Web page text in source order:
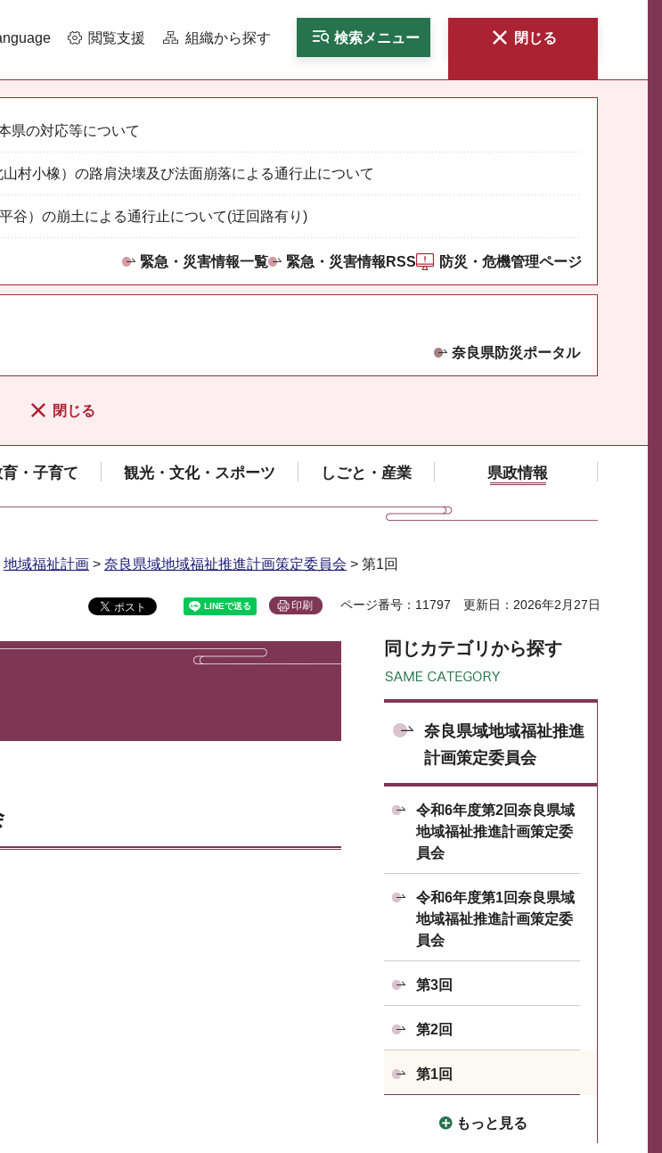
閲覧支援 組織から探す 検索メニュー 閉じる
県の対応等について
村小橡）の路肩決壊及び法面崩落による通行止について
谷）の崩土による通行止について(迂回路有り)
緊急・災害情報一覧 緊急・災害情報RSS 防災・危機管理ページ
奈良県防災ポータル
閉じる
・子育て 観光・文化・スポーツ しごと・産業 県政情報
地域福祉計画 > 奈良県域地域福祉推進計画策定委員会 > 第1回
印刷 ページ番号：11797 更新日：2026年2月27日
同じカテゴリから探す
奈良県域地域福祉推進
計画策定委員会
令和6年度第2回奈良県域
地域福祉推進計画策定委
員会
令和6年度第1回奈良県域
地域福祉推進計画策定委
員会
第3回
第2回
第1回
もっと見る